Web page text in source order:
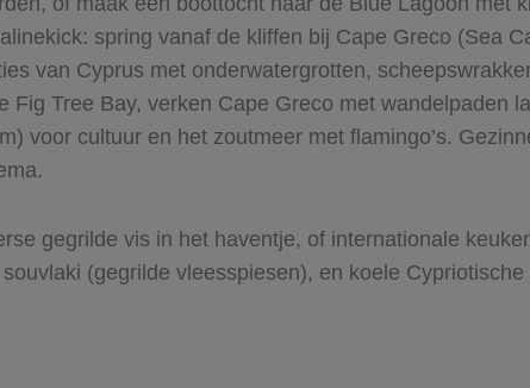
spring vanaf de kliffen bij Cape Greco (Sea
van Cyprus met onderwatergrotten,
Tree Bay, verken Cape Greco met wandelpaden
voor cultuur en het zoutmeer met flamingo’s.
gegrilde vis in het haventje, of internationale
(gegrilde vleesspiesen), en koele Cypriotische